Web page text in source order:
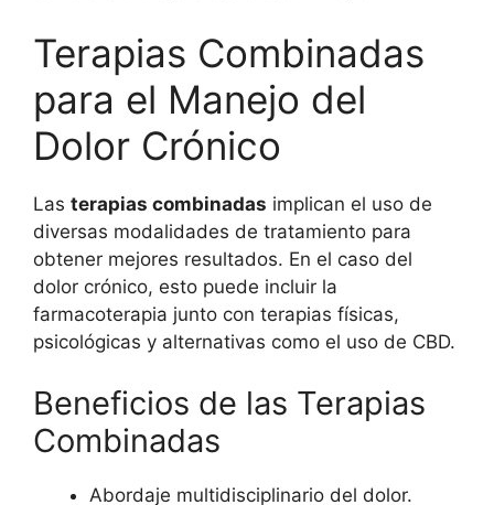
Terapias Combinadas
para el Manejo del
Dolor Crónico
Las terapias combinadas implican el uso de
diversas modalidades de tratamiento para
obtener mejores resultados. En el caso del
dolor crónico, esto puede incluir la
farmacoterapia junto con terapias físicas,
psicológicas y alternativas como el uso de CBD.
Beneficios de las Terapias
Combinadas
Abordaje multidisciplinario del dolor.